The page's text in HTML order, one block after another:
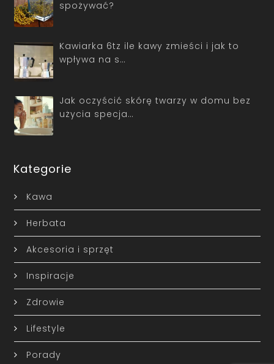
spożywać?
Kawiarka 6tz ile kawy zmieści i jak to
wpływa na s…
Jak oczyścić skórę twarzy w domu bez
użycia specja…
Kategorie
Kawa
Herbata
Akcesoria i sprzęt
Inspiracje
Zdrowie
Lifestyle
Porady